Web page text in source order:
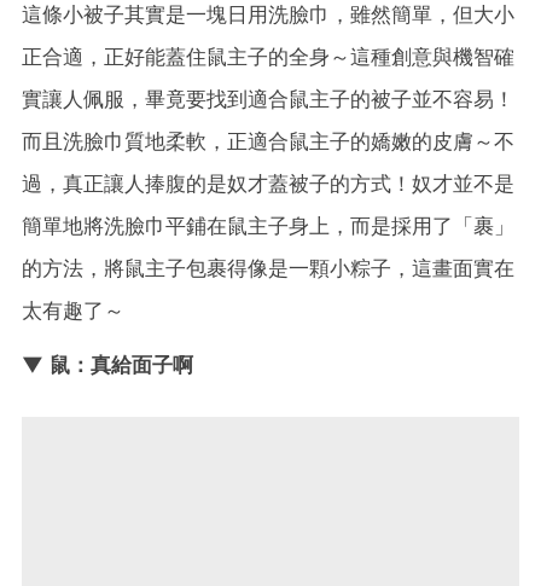
這條小被子其實是一塊日用洗臉巾，雖然簡單，但大小
正合適，正好能蓋住鼠主子的全身～這種創意與機智確
實讓人佩服，畢竟要找到適合鼠主子的被子並不容易！
而且洗臉巾質地柔軟，正適合鼠主子的嬌嫩的皮膚～不
過，真正讓人捧腹的是奴才蓋被子的方式！奴才並不是
簡單地將洗臉巾平鋪在鼠主子身上，而是採用了「裹」
的方法，將鼠主子包裹得像是一顆小粽子，這畫面實在
太有趣了～
▼ 鼠：真給面子啊